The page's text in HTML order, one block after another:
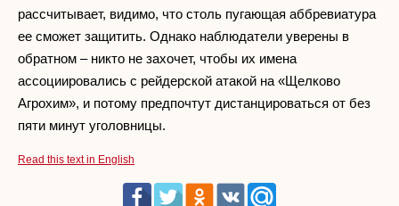
рассчитывает, видимо, что столь пугающая аббревиатура
ее сможет защитить. Однако наблюдатели уверены в
обратном – никто не захочет, чтобы их имена
ассоциировались с рейдерской атакой на «Щелково
Агрохим», и потому предпочтут дистанцироваться от без
пяти минут уголовницы.
Read this text in English